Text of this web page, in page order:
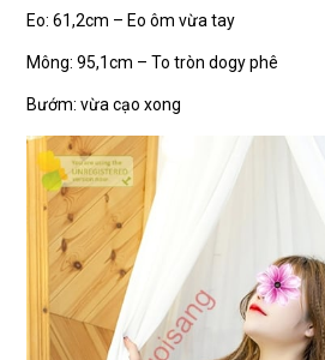
Eo: 61,2cm – Eo ôm vừa tay
Mông: 95,1cm – To tròn dogy phê
Bướm: vừa cạo xong